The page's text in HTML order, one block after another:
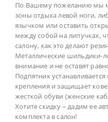
По Вашему пожеланию мы
зоны отдыха левой ноги,
язычком или оставить
между собой на липучках,
салону, как это делают
Металлические шильдики-
внимание и не оставят
Подпятник
крепления и защищает
жесткой обуви (женские
Хотите скидку – дадим ее
комплекта в салон!